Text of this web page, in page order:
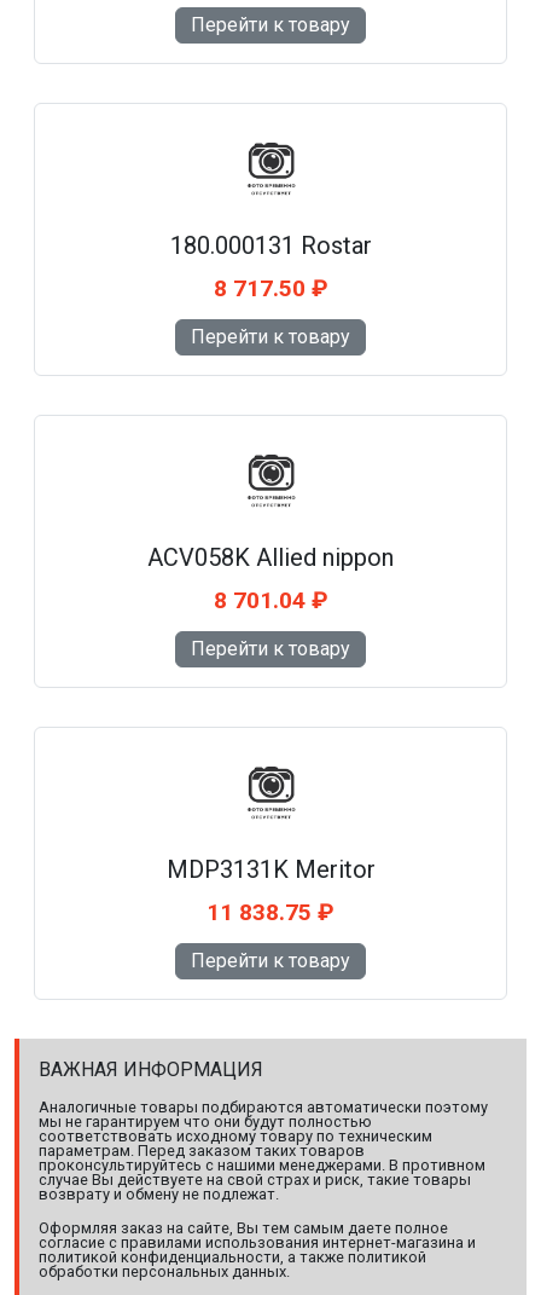
Перейти к товару
180.000131 Rostar
8 717.50 ₽
Перейти к товару
ACV058K Allied nippon
8 701.04 ₽
Перейти к товару
MDP3131K Meritor
11 838.75 ₽
Перейти к товару
ВАЖНАЯ ИНФОРМАЦИЯ
Аналогичные товары подбираются автоматически поэтому
мы не гарантируем что они будут полностью
соответствовать исходному товару по техническим
параметрам. Перед заказом таких товаров
проконсультируйтесь с нашими менеджерами. В противном
случае Вы действуете на свой страх и риск, такие товары
возврату и обмену не подлежат.
Оформляя заказ на сайте, Вы тем самым даете полное
согласие с правилами использования интернет-магазина и
политикой конфиденциальности, а также политикой
обработки персональных данных.